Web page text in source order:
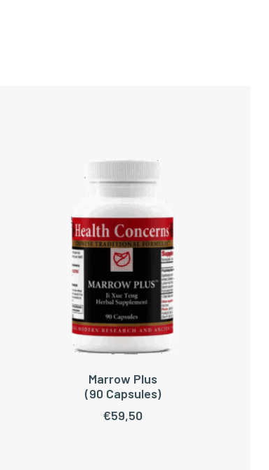
TOEVOEGEN AAN WINKELWAGEN
Marrow Plus
(90 Capsules)
€59,50